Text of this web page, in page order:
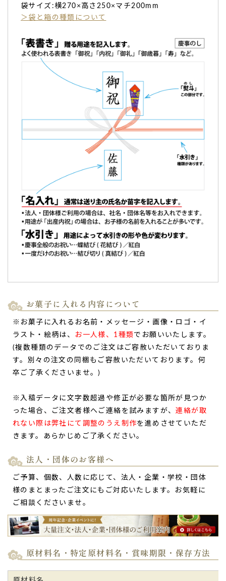
味もとても美味しいと言ってもらえました。
箱を開けた瞬間、喜んでくれました。
皆んなで美味しくいただきました。
今回利用させて頂き本当に良かったと満足しております。
（マリンバ様）
ご購入頂いた商品：
卒寿祝い 名入れ カステラ（0.6号/1本入
母の古希祝い。箱を開けた瞬間の驚いた様子や笑
顔を見るのが毎回楽しみです♪
母の古希祝いに「カステラ」と、お祝いに来てくれた妹家族
に感謝の意味で「バウムクーヘン」を送りました。
文の菓さんは何度か利用させていただいてますが、送った相
手が箱を開けた瞬間の驚いた様子や笑顔を見るのが毎回楽し
みです♪（Snow様）
ご購入頂いた商品： 古希祝い 名入れ・オリジナルメッセージ
名入れ 祝古希 バウムクーヘン(1個入り)
送った方からもメッセージ入りで、大変喜んで頂け
ました。
送った方からもメッセージ入りで、大変喜んで頂けました。
又、使わせて頂きます。
ありがとうございました。（マユ様）
ご購入頂いた商品：傘寿祝い(80歳のお祝) 名入れ・オリジナ
傘壽のお祝で…メッセージ付きで､大変喜んで頂き
いつもお世話になっている方の傘壽のお祝いで送らせて頂き
ました。品物にメッセージ付きで､大変喜んで頂きました。
袋サイズ:横270×高さ250×マチ200mm
＞袋と箱の種類について
お菓子に入れる内容について
※お菓子に入れるお名前・メッセージ・画像・ロゴ・イ
ラスト・絵柄は、
お一人様、1種類 でお願いいたします。
(複数種類のデータでのご注文はご容赦いただいておりま
す。別々の注文の同梱もご容赦いただいております。何
卒ご了承くださいませ。)
※入稿データに文字数超過や修正が必要な箇所が見つか
った場合、ご注文者様へご連絡を試みますが、連絡が取
れない際は弊社にて調整のうえ制作を進めさせていただ
きます。あらかじめご了承ください。
法人・団体のお客様へ
ご予算、個数、人数に応じて、法人・企業・学校・団体
様のまとまったご注文にもご対応いたします。お気軽に
ご相談くださいませ。
原材料名・特定原材料名・賞味期限・保存方法